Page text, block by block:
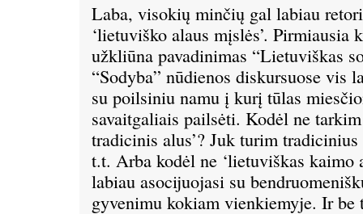
Laba, visokių minčių gal labiau
‘lietuviško alaus mįslės’. Pirmiausia
užkliūna pavadinimas “Lietuviškas
“Sodyba” nūdienos diskursuose vis
su poilsiniu namu į kurį tūlas
savaitgaliais pailsėti. Kodėl ne
tradicinis alus’? Juk turim
t.t. Arba kodėl ne ‘lietuviškas kaimo
labiau asocijuojasi su
gyvenimu kokiam vienkiemyje. Ir be